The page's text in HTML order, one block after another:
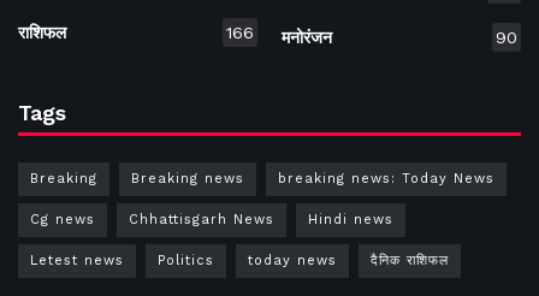
राशिफल 166 मनोरंजन 90
Tags
Breaking Breaking news breaking news: Today News
Cg news Chhattisgarh News Hindi news
Letest news Politics today news दैनिक राशिफल